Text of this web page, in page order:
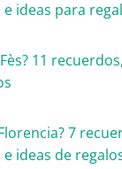
ideas para
11
7
ideas de